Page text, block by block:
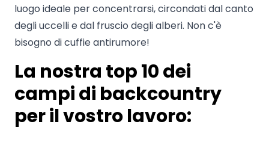
luogo ideale per concentrarsi, circondati dal canto
degli uccelli e dal fruscio degli alberi. Non c'è
bisogno di cuffie antirumore!
La nostra top 10 dei
campi di backcountry
per il vostro lavoro: